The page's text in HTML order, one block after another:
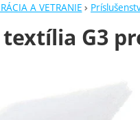
A VETRANIE
G3